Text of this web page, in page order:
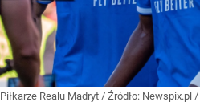
Piłkarze Realu Madryt / Źródło: Newspix.pl /